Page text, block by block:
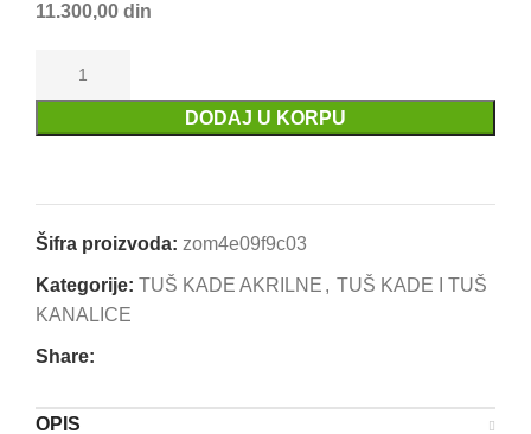
11.300,00 din
DODAJ U KORPU
Šifra proizvoda: zom4e09f9c03
Kategorije: TUŠ KADE AKRILNE , TUŠ KADE I TUŠ
KANALICE
Share:
OPIS